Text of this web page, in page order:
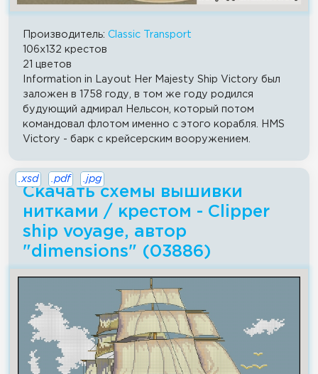
Производитель: Classic Transport
106x132 крестов
21 цветов
Information in Layout Her Majesty Ship Victory был
заложен в 1758 году, в том же году родился
будующий адмирал Нельсон, который потом
командовал флотом именно с этого корабля. HMS
Victory - барк с крейсерским вооружением.
Скачать схемы вышивки
нитками / крестом - Clipper
ship voyage, автор
"dimensions" (03886)
.xsd .pdf .jpg